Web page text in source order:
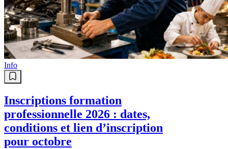
Info
Inscriptions formation
professionnelle 2026 : dates,
conditions et lien d’inscription
pour octobre